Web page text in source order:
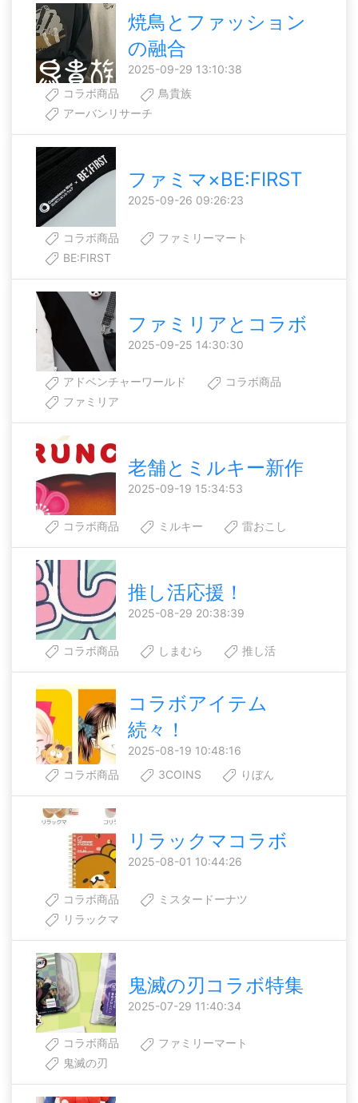
焼鳥とファッション
の融合
2025-09-29 13:10:38
コラボ商品
鳥貴族
アーバンリサーチ
ファミマ×BE:FIRST
2025-09-26 09:26:23
コラボ商品
ファミリーマート
BE:FIRST
ファミリアとコラボ
2025-09-25 14:30:30
アドベンチャーワールド
コラボ商品
ファミリア
老舗とミルキー新作
2025-09-19 15:34:53
コラボ商品 ミルキー 雷おこし
推し活応援！
2025-08-29 20:38:39
コラボ商品 しまむら 推し活
コラボアイテム
続々！
2025-08-19 10:48:16
コラボ商品
3COINS りぼん
リラックマコラボ
2025-08-01 10:44:26
コラボ商品
ミスタードーナツ
リラックマ
鬼滅の刃コラボ特集
2025-07-29 11:40:34
コラボ商品
ファミリーマート
鬼滅の刃